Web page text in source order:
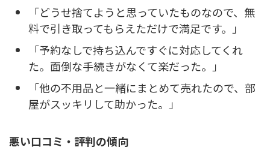
「どうせ捨てようと思っていたものなので、無
料で引き取ってもらえただけで満足です。」
「予約なしで持ち込んですぐに対応してくれ
た。面倒な手続きがなくて楽だった。」
「他の不用品と一緒にまとめて売れたので、部
屋がスッキリして助かった。」
悪い口コミ・評判の傾向